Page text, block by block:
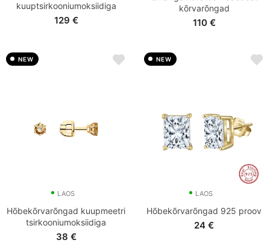
kuuptsirkooniumoksiidiga
129 €
kõrvarõngad
110 €
NEW
LAOS
Hõbekõrvarõngad kuupmeetri
tsirkooniumoksiidiga
38 €
NEW
LAOS
Hõbekõrvarõngad 925 proov
24 €